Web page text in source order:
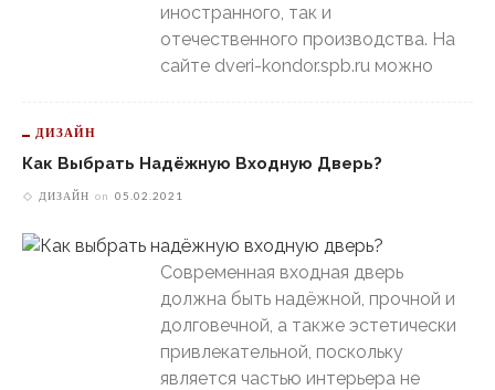
иностранного, так и
отечественного производства. На
сайте dveri-kondor.spb.ru можно
ДИЗАЙН
Как Выбрать Надёжную Входную Дверь?
ДИЗАЙН on 05.02.2021
Современная входная дверь
должна быть надёжной, прочной и
долговечной, а также эстетически
привлекательной, поскольку
является частью интерьера не